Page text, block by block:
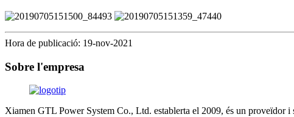
Hora de publicació: 19-nov-2021
Sobre l'empresa
Xiamen GTL Power System Co., Ltd. establerta el 2009, és un proveïdor